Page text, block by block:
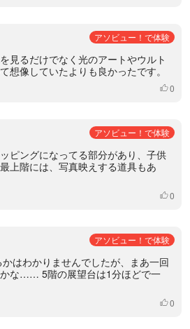
アソビュー！で体験
見るだけでなく光のアートやウルト
想像していたよりも良かったです。
いいね
0
アソビュー！で体験
ピングになってる部分があり、子供
上階には、写真映えする道具もあ
いいね
0
アソビュー！で体験
はわかりませんでしたが、まあ一回
かな…… 5階の展望台は1分ほどで一
いいね
0